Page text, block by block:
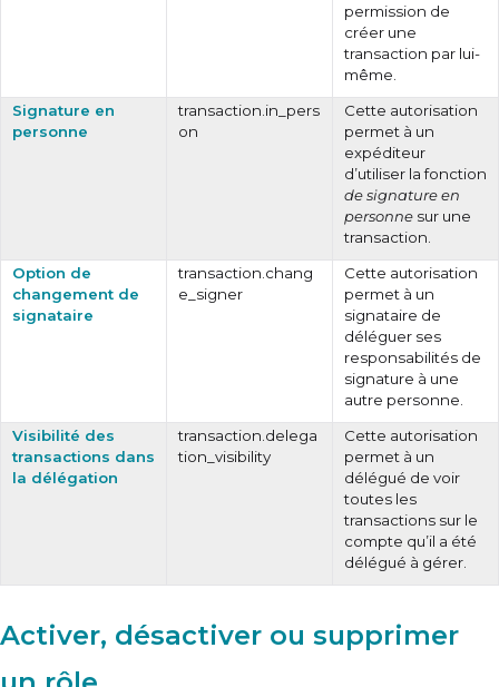
permission de
créer une
transaction par lui-
même.
Signature en
personne
transaction.in_pers
on
Cette autorisation
permet à un
expéditeur
d’utiliser la fonction
de signature en
personne sur une
transaction.
Option de
changement de
signataire
transaction.chang
e_signer
Cette autorisation
permet à un
signataire de
déléguer ses
responsabilités de
signature à une
autre personne.
Visibilité des
transactions dans
la délégation
transaction.delega
tion_visibility
Cette autorisation
permet à un
délégué de voir
toutes les
transactions sur le
compte qu’il a été
délégué à gérer.
Activer, désactiver ou supprimer